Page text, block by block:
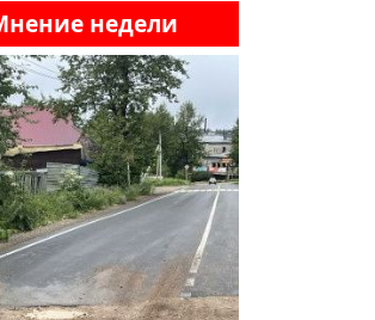
недели